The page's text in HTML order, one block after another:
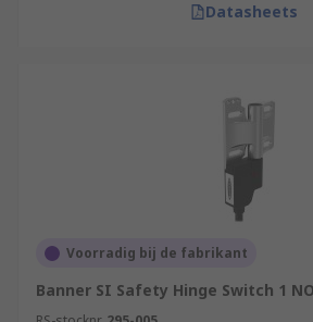
Datasheets
Voorradig bij de fabrikant
Banner SI Safety Hinge Switch 1